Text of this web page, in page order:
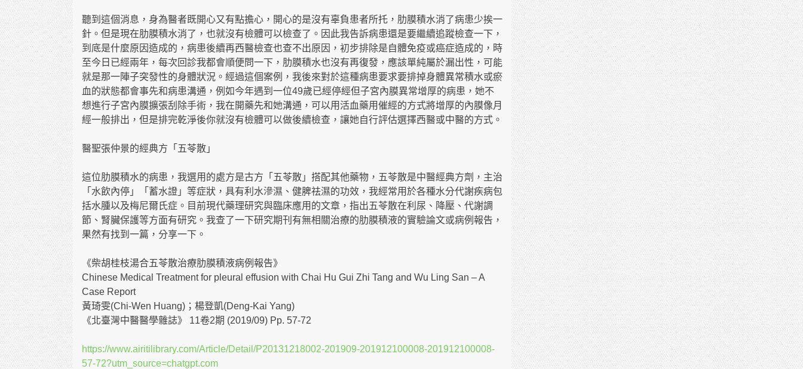
聽到這個消息，身為醫者既開心又有點擔心，開心的是沒有辜負患者所托，肋膜積水消了病患少挨一
針。但是現在肋膜積水消了，也就沒有檢體可以檢查了。因此我告訴病患還是要繼續追蹤檢查一下，
到底是什麼原因造成的，病患後續再西醫檢查也查不出原因，初步排除是自體免疫或癌症造成的，時
至今日已經兩年，每次回診我都會順便問一下，肋膜積水也沒有再復發，應該單純屬於漏出性，可能
就是那一陣子突發性的身體狀況。經過這個案例，我後來對於這種病患要求要排掉身體異常積水或瘀
血的狀態都會事先和病患溝通，例如今年遇到一位49歲已經停經但子宮內膜異常增厚的病患，她不
想進行子宮內膜擴張刮除手術，我在開藥先和她溝通，可以用活血藥用催經的方式將增厚的內膜像月
經一般排出，但是排完乾淨後你就沒有檢體可以做後續檢查，讓她自行評估選擇西醫或中醫的方式。
醫聖張仲景的經典方「五苓散」
這位肋膜積水的病患，我選用的處方是古方「五苓散」搭配其他藥物，五苓散是中醫經典方劑，主治
「水飲內停」「蓄水證」等症狀，具有利水滲濕、健脾祛濕的功效，我經常用於各種水分代謝疾病包
括水腫以及梅尼爾氏症。目前現代藥理研究與臨床應用的文章，指出五苓散在利尿、降壓、代謝調
節、腎臟保護等方面有研究。我查了一下研究期刊有無相關治療的肋膜積液的實驗論文或病例報告，
果然有找到一篇，分享一下。
《柴胡桂枝湯合五苓散治療肋膜積液病例報告》
Chinese Medical Treatment for pleural effusion with Chai Hu Gui Zhi Tang and Wu Ling San – A
Case Report
黃琦雯(Chi-Wen Huang)；楊登凱(Deng-Kai Yang)
《北臺灣中醫醫學雜誌》 11卷2期 (2019/09) Pp. 57-72
https://www.airitilibrary.com/Article/Detail/P20131218002-201909-201912100008-201912100008-
57-72?utm_source=chatgpt.com